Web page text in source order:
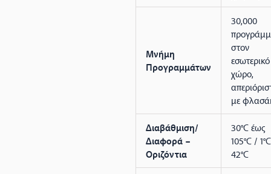
Μνήμη
Προγραμμάτων
30,000
στον
εσωτερικό
χώρο,
με
Διαβάθμιση/
Διαφορά –
Οριζόντια
30°C έως
105°C /
42°C